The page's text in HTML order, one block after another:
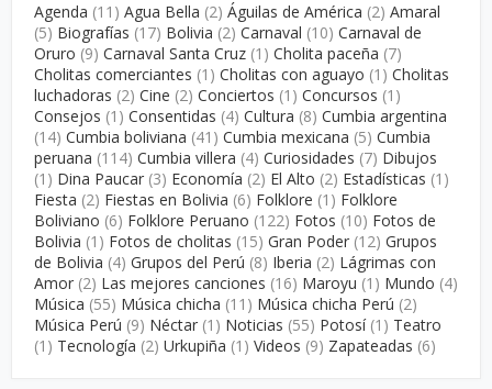
Agenda (11) Agua Bella (2) Águilas de América (2) Amaral
(5) Biografías (17) Bolivia (2) Carnaval (10) Carnaval de
Oruro (9) Carnaval Santa Cruz (1) Cholita paceña (7)
Cholitas comerciantes (1) Cholitas con aguayo (1) Cholitas
luchadoras (2) Cine (2) Conciertos (1) Concursos (1)
Consejos (1) Consentidas (4) Cultura (8) Cumbia argentina
(14) Cumbia boliviana (41) Cumbia mexicana (5) Cumbia
peruana (114) Cumbia villera (4) Curiosidades (7) Dibujos
(1) Dina Paucar (3) Economía (2) El Alto (2) Estadísticas (1)
Fiesta (2) Fiestas en Bolivia (6) Folklore (1) Folklore
Boliviano (6) Folklore Peruano (122) Fotos (10) Fotos de
Bolivia (1) Fotos de cholitas (15) Gran Poder (12) Grupos
de Bolivia (4) Grupos del Perú (8) Iberia (2) Lágrimas con
Amor (2) Las mejores canciones (16) Maroyu (1) Mundo (4)
Música (55) Música chicha (11) Música chicha Perú (2)
Música Perú (9) Néctar (1) Noticias (55) Potosí (1) Teatro
(1) Tecnología (2) Urkupiña (1) Videos (9) Zapateadas (6)